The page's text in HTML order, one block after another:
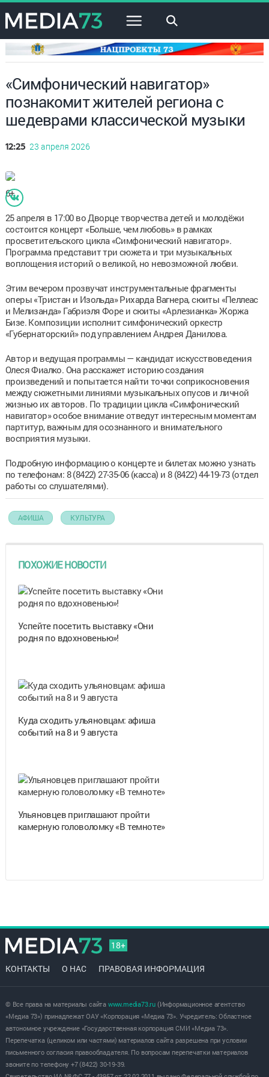
×
«Симфонический навигатор»
познакомит жителей региона с
шедеврами классической музыки
12:25 23 апреля 2026
6+
25 апреля в 17:00 во Дворце творчества детей и молодёжи
состоится концерт «Больше, чем любовь» в рамках
просветительского цикла «Симфонический навигатор».
Программа представит три сюжета и три музыкальных
воплощения историй о великой, но невозможной любви.
Этим вечером прозвучат инструментальные фрагменты
оперы «Тристан и Изольда» Рихарда Вагнера, сюиты «Пеллеас
и Мелизанда» Габриэля Форе и сюиты «Арлезианка» Жоржа
Бизе. Композиции исполнит симфонический оркестр
«Губернаторский» под управлением Андрея Данилова.
Автор и ведущая программы — кандидат искусствоведения
Олеся Фиалко. Она расскажет историю создания
произведений и попытается найти точки соприкосновения
между сюжетными линиями музыкальных опусов и личной
жизнью их авторов. По традиции цикла «Симфонический
навигатор» особое внимание отведут интересным моментам
партитур, важным для осознанного и внимательного
восприятия музыки.
Подробную информацию о концерте и билетах можно узнать
по телефонам: 8 (8422) 27-35-06 (касса) и 8 (8422) 44-19-73 (отдел
работы со слушателями).
АФИША КУЛЬТУРА
ПОХОЖИЕ НОВОСТИ
Успейте посетить выставку «Они
родня по вдохновенью»!
Куда сходить ульяновцам: афиша
событий на 8 и 9 августа
Ульяновцев приглашают пройти
камерную головоломку «В темноте»
18+
КОНТАКТЫ О НАС ПРАВОВАЯ ИНФОРМАЦИЯ
© Все права на материалы сайта www.media73.ru(Информационное агентство
«Медиа 73») принадлежат ОАУ «Корпорация «Медиа 73». Учредитель: Областное
автономное учреждение «Государственная корпорация СМИ «Медиа 73».
Перепечатка (целиком или частями) материалов сайта разрешена при условии
письменного согласия правообладателя. По вопросам перепечатки материалов
звоните по телефону +7 (8422) 30-19-39.